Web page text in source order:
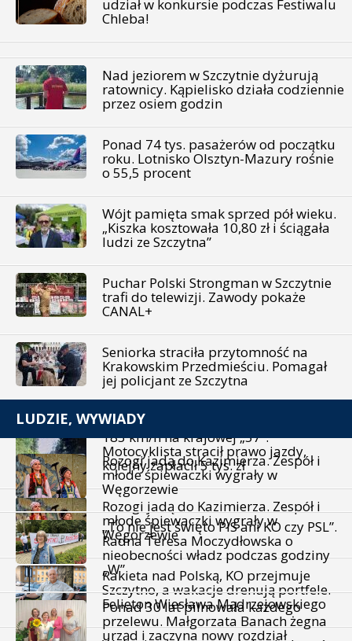
udział w konkursie podczas Festiwalu
Chleba!
Nad jeziorem w Szczytnie dyżurują
ratownicy. Kąpielisko działa codziennie
przez osiem godzin
Ponad 74 tys. pasażerów od początku
roku. Lotnisko Olsztyn-Mazury rośnie
o 55,5 procent
Wójt pamięta smak sprzed pół wieku.
„Kiszka kosztowała 10,80 zł i ściągała
ludzi ze Szczytna”
Puchar Polski Strongman w Szczytnie
trafi do telewizji. Zawody pokaże
CANAL+
Seniorka straciła przytomność na
Krakowskim Przedmieściu. Pomagał
jej policjant ze Szczytna
183 km/h na krajowej „57”.
Motocyklista stracił prawo jazdy,
kolejny zapłacił 5 tys. zł
Rozogi jadą do Kazimierza. Zespół i
młode śpiewaczki wygrały w
Węgorzewie
Rakieta nad Polską, KO przejmuje
Szczytno, a wakacje drenują portfele.
Felieton Wiesława Mądrzejowskiego
LUDZIE, WYWIADY
Rozogi jadą do Kazimierza. Zespół i
młode śpiewaczki wygrały w
Węgorzewie
„To nie jest święto PiS ani KO czy PSL”.
Radna Teresa Moczydłowska o
nieobecności władz podczas godziny
„W”
Ponad 30 lat pilnowała każdego
przelewu. Małgorzata Banach żegna
urząd i zaczyna nowy rozdział